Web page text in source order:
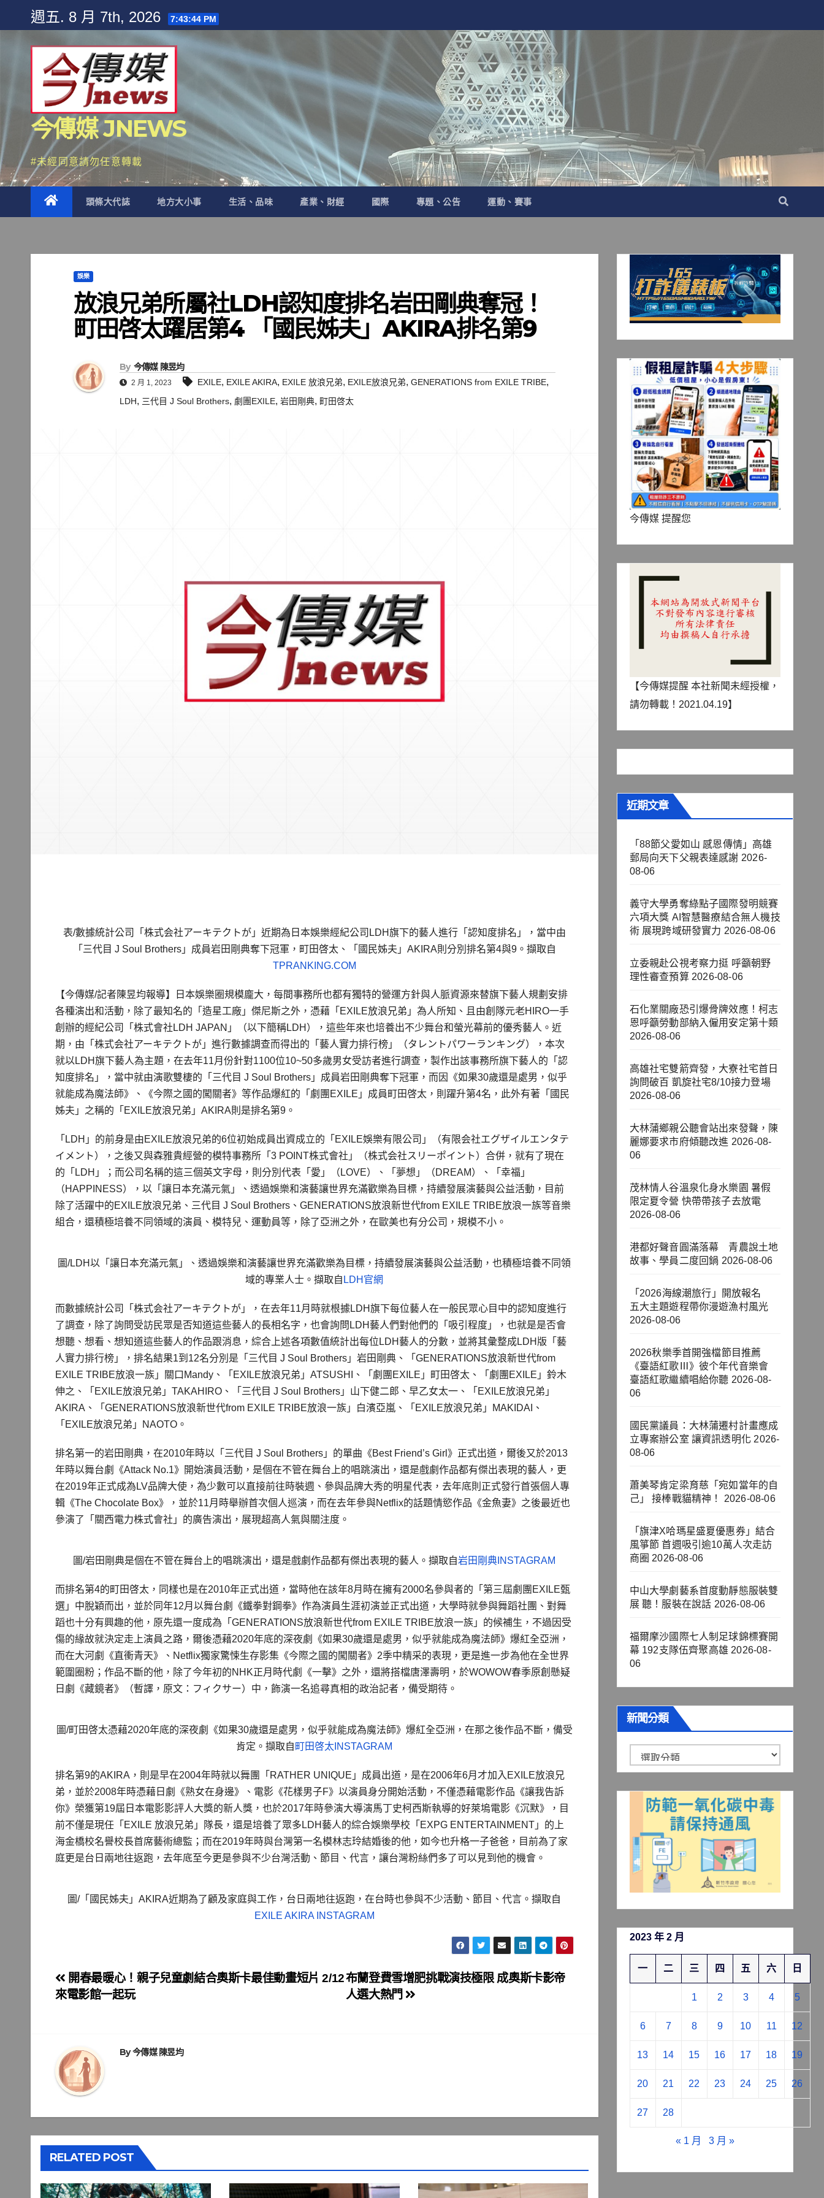
content
週五. 8 月 7th, 2026 7:43:45 PM
今傳媒 JNEWS
#未經同意請勿任意轉載
頭條大代誌 地方大小事 生活、品味 產業、財經 國際 專題、公告 運動、賽事
娛樂
放浪兄弟所屬社LDH認知度排名岩田剛典奪冠！
町田啓太躍居第4 「國民姊夫」AKIRA排名第9
By 今傳媒 陳昱均
2 月 1, 2023 EXILE, EXILE AKIRA, EXILE 放浪兄弟, EXILE放浪兄弟, GENERATIONS from EXILE TRIBE,
LDH, 三代目 J Soul Brothers, 劇團EXILE, 岩田剛典, 町田啓太
表/數據統計公司「株式会社アーキテクトが」近期為日本娛樂經紀公司LDH旗下的藝人進行「認知度排名」，當中由
「三代目 J Soul Brothers」成員岩田剛典奪下冠軍，町田啓太、「國民姊夫」AKIRA則分別排名第4與9。擷取自
TPRANKING.COM
【今傳媒/記者陳昱均報導】日本娛樂圈規模龐大，每間事務所也都有獨特的營運方針與人脈資源來替旗下藝人規劃安排
各種演出和活動，除了最知名的「造星工廠」傑尼斯之外，憑藉「EXILE放浪兄弟」為人所知、且由創隊元老HIRO一手
創辦的經紀公司「株式會社LDH JAPAN」（以下簡稱LDH），這些年來也培養出不少舞台和螢光幕前的優秀藝人。近
期，由「株式会社アーキテクトが」進行數據調查而得出的「藝人實力排行榜」（タレントパワーランキング），本次
就以LDH旗下藝人為主題，在去年11月份針對1100位10~50多歲男女受訪者進行調查，製作出該事務所旗下藝人的「認
知度排名」，當中就由演歌雙棲的「三代目 J Soul Brothers」成員岩田剛典奪下冠軍，而因《如果30歲還是處男，似乎
就能成為魔法師》、《今際之國的闖關者》等作品爆紅的「劇團EXILE」成員町田啓太，則躍升第4名，此外有著「國民
姊夫」之稱的「EXILE放浪兄弟」AKIRA則是排名第9。
「LDH」的前身是由EXILE放浪兄弟的6位初始成員出資成立的「EXILE娛樂有限公司」（有限会社エグザイルエンタテ
イメント），之後又與森雅貴經營的模特事務所「3 POINT株式會社」（株式会社スリーポイント）合併，就有了現在
的「LDH」；而公司名稱的這三個英文字母，則分別代表「愛」（LOVE）、「夢想」（DREAM）、「幸福」
（HAPPINESS），以「讓日本充滿元氣」、透過娛樂和演藝讓世界充滿歡樂為目標，持續發展演藝與公益活動，目前
除了活躍中的EXILE放浪兄弟、三代目 J Soul Brothers、GENERATIONS放浪新世代from EXILE TRIBE放浪一族等音樂
組合，還積極培養不同領域的演員、模特兒、運動員等，除了亞洲之外，在歐美也有分公司，規模不小。
圖/LDH以「讓日本充滿元氣」、透過娛樂和演藝讓世界充滿歡樂為目標，持續發展演藝與公益活動，也積極培養不同領
域的專業人士。擷取自 LDH官網
而數據統計公司「株式会社アーキテクトが」，在去年11月時就根據LDH旗下每位藝人在一般民眾心目中的認知度進行
了調查，除了詢問受訪民眾是否知道這些藝人的長相名字，也會詢問LDH藝人們對他們的「吸引程度」，也就是是否會
想聽、想看、想知道這些藝人的作品跟消息，綜合上述各項數值統計出每位LDH藝人的分數，並將其彙整成LDH版「藝
人實力排行榜」，排名結果1到12名分別是「三代目 J Soul Brothers」岩田剛典、「GENERATIONS放浪新世代from
EXILE TRIBE放浪一族」關口Mandy、「EXILE放浪兄弟」ATSUSHI、「劇團EXILE」町田啓太、「劇團EXILE」鈴木
伸之、「EXILE放浪兄弟」TAKAHIRO、「三代目 J Soul Brothers」山下健二郎、早乙女太一、「EXILE放浪兄弟」
AKIRA、「GENERATIONS放浪新世代from EXILE TRIBE放浪一族」白濱亞嵐、「EXILE放浪兄弟」MAKIDAI、
「EXILE放浪兄弟」NAOTO。
排名第一的岩田剛典，在2010年時以「三代目 J Soul Brothers」的單曲《Best Friend’s Girl》正式出道，爾後又於2013
年時以舞台劇《Attack No.1》開始演員活動，是個在不管在舞台上的唱跳演出，還是戲劇作品都有傑出表現的藝人，更
在2019年正式成為LV品牌大使，為少數可以直接前往時裝週、參與品牌大秀的明星代表，去年底則正式發行首張個人專
輯《The Chocolate Box》，並於11月時舉辦首次個人巡演，而在去年參與Netflix的話題情慾作品《金魚妻》之後最近也
參演了「關西電力株式會社」的廣告演出，展現超高人氣與關注度。
圖/岩田剛典是個在不管在舞台上的唱跳演出，還是戲劇作品都有傑出表現的藝人。擷取自岩田剛典INSTAGRAM
而排名第4的町田啓太，同樣也是在2010年正式出道，當時他在該年8月時在擁有2000名參與者的「第三屆劇團EXILE甄
選」中脫穎而出，並於同年12月以舞台劇《鐵拳對鋼拳》作為演員生涯初演並正式出道，大學時就參與舞蹈社團、對舞
蹈也十分有興趣的他，原先還一度成為「GENERATIONS放浪新世代from EXILE TRIBE放浪一族」的候補生，不過因受
傷的緣故就決定走上演員之路，爾後憑藉2020年底的深夜劇《如果30歲還是處男，似乎就能成為魔法師》爆紅全亞洲，
而在大河劇《直衝青天》、Netflix獨家驚悚生存影集《今際之國的闖關者》2季中精采的表現，更是進一步為他在全世界
範圍圈粉；作品不斷的他，除了今年初的NHK正月時代劇《一擊》之外，還將搭檔唐澤壽明，於WOWOW春季原創懸疑
日劇《藏鏡者》（暫譯，原文：フィクサー）中，飾演一名追尋真相的政治記者，備受期待。
圖/町田啓太憑藉2020年底的深夜劇《如果30歲還是處男，似乎就能成為魔法師》爆紅全亞洲，在那之後作品不斷，備受
肯定。擷取自 町田啓太INSTAGRAM
排名第9的AKIRA，則是早在2004年時就以舞團「RATHER UNIQUE」成員出道，是在2006年6月才加入EXILE放浪兄
弟，並於2008年時憑藉日劇《熟女在身邊》、電影《花樣男子F》以演員身分開始活動，不僅憑藉電影作品《讓我告訴
你》榮獲第19屆日本電影影評人大獎的新人獎，也於2017年時參演大導演馬丁史柯西斯執導的好萊塢電影《沉默》，目
前不僅是現任「EXILE 放浪兄弟」隊長，還是培養了眾多LDH藝人的綜合娛樂學校「EXPG ENTERTAINMENT」的上
海金橋校名譽校長首席藝術總監；而在2019年時與台灣第一名模林志玲結婚後的他，如今也升格一子爸爸，目前為了家
庭更是台日兩地往返跑，去年底至今更是參與不少台灣活動、節目、代言，讓台灣粉絲們多了可以見到他的機會。
圖/「國民姊夫」AKIRA近期為了顧及家庭與工作，台日兩地往返跑，在台時也參與不少活動、節目、代言。擷取自
EXILE AKIRA INSTAGRAM
文
章
覽
布蘭登費雪增肥挑戰演技極限 成奧斯卡影帝
人選大熱門
開春最暖心！親子兒童劇結合奧斯卡最佳動畫短片 2/12
來電影館一起玩
By今傳媒 陳昱均
RELATED POST
今傳媒 提醒您
【今傳媒提醒 本社新聞未經授權，
請勿轉載！2021.04.19】
近期文章
「88節父愛如山 感恩傳情」高雄
郵局向天下父親表達感謝 2026-
08-06
義守大學勇奪綠點子國際發明競賽
六項大獎 AI智慧醫療結合無人機技
術 展現跨域研發實力 2026-08-06
立委親赴公視考察力挺 呼籲朝野
理性審查預算 2026-08-06
石化業關廠恐引爆骨牌效應！柯志
恩呼籲勞動部納入僱用安定第十類
2026-08-06
高雄社宅雙箭齊發，大寮社宅首日
詢問破百 凱旋社宅8/10接力登場
2026-08-06
大林蒲鄉親公聽會站出來發聲，陳
麗娜要求市府傾聽改進 2026-08-
06
茂林情人谷溫泉化身水樂園 暑假
限定夏令營 快帶帶孩子去放電
2026-08-06
港都好聲音圓滿落幕 青農說土地
故事、學員二度回鍋 2026-08-06
「2026海線潮旅行」開放報名
五大主題遊程帶你漫遊漁村風光
2026-08-06
2026秋樂季首開強檔節目推薦
《臺語紅歌Ⅲ》彼个年代音樂會
臺語紅歌繼續唱給你聽 2026-08-
06
國民黨議員：大林蒲遷村計畫應成
立專案辦公室 讓資訊透明化 2026-
08-06
蕭美琴肯定梁育慈「宛如當年的自
己」 接棒戰貓精神！
2026-08-06
「旗津X哈瑪星盛夏優惠券」結合
風箏節 首週吸引逾10萬人次走訪
商圈 2026-08-06
中山大學劇藝系首度動靜態服裝雙
展 聽！服裝在說話 2026-08-06
福爾摩沙國際七人制足球錦標賽開
幕 192支隊伍齊聚高雄 2026-08-
06
新聞分類
聞
分
2023 年 2 月
一 二 三 四 五 六 日
1 2 3 4 5
6 7 8 9 10 11 12
13 14 15 16 17 18 19
20 21 22 23 24 25 26
27 28
« 1 月 3 月 »